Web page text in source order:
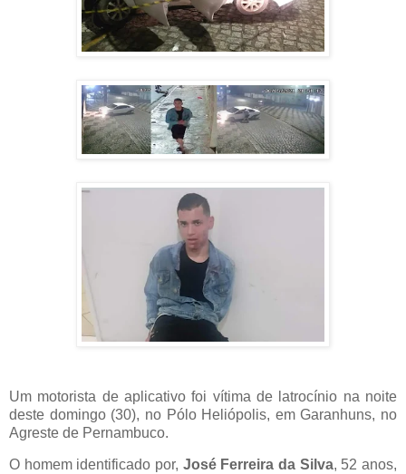
Um motorista de aplicativo foi vítima de latrocínio na noite
deste domingo (30), no Pólo Heliópolis, em Garanhuns, no
Agreste de Pernambuco.
O homem identificado por, José Ferreira da Silva, 52 anos,